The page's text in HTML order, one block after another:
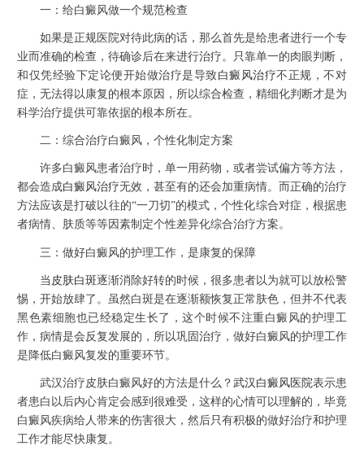
一：给白癜风做一个规范检查
如果是正规医院对待此病的话，那么首先是给患者进行一个专
业而准确的检查，待确诊后在来进行治疗。只靠单一的肉眼判断，
和仅凭经验下定论便开始做治疗是导致白癜风治疗不正规，不对
症，无法得以康复的根本原因，所以综合检查，精细化判断才是为
科学治疗提供可靠依据的根本所在。
二：综合治疗白癜风，个性化制定方案
许多白癜风患者治疗时，单一用药物，或者尝试偏方等方法，
都会造成白癜风治疗无效，甚至有的还会加重病情。而正确的治疗
方法应该是打破以往的“一刀切”的模式，个性化综合对症，根据患
者病情、肤质等等因素制定个性差异化综合治疗方案。
三：做好白癜风的护理工作，是康复的保障
当 皮肤白斑逐渐消除好转的时候，很多患者以为就可以放松警
惕，开始放肆了。虽然白斑是在逐渐额恢复正常肤色，但并不代表
黑色素细胞也已经稳定生长了，这个时候不注重白癜风的护理工
作，病情是会反复发展的，所以巩固治疗，做好白癜风的护理工作
是降低白癜风复发的重要环节。
武汉治疗皮肤白癜风好的方法是什么？ 武汉白癜风医院表示患
者患白以后内心肯定会感到很难受，这样的心情可以理解的，毕竟
白癜风疾病给人带来的伤害很大，然后只有积极的做好治疗和护理
工作才能尽快康复。